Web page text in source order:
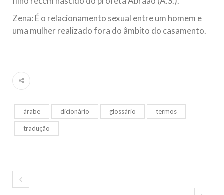
Zena: É o relacionamento sexual entre um homem e
uma mulher realizado fora do âmbito do casamento.
árabe dicionário glossário termos
tradução